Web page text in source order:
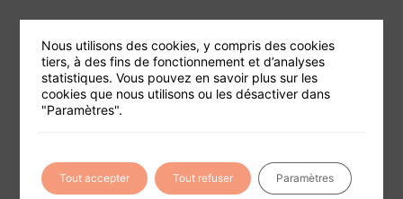
Foire aux questions
Nous utilisons des cookies, y compris des cookies
tiers, à des fins de fonctionnement et d’analyses
statistiques. Vous pouvez en savoir plus sur les
cookies que nous utilisons ou les désactiver dans
"Paramètres".
Tout accepter Tout refuser Paramètres